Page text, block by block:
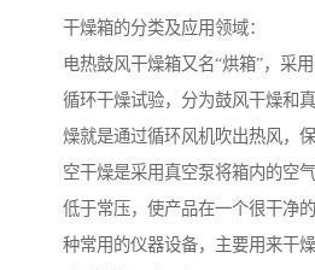
干燥箱的分类及应用领域：
电热鼓风干燥箱又名“烘箱”，采
循环干燥试验，分为鼓风干燥和
燥就是通过循环风机吹出热风，
空干燥是采用真空泵将箱内的空
低于常压，使产品在一个很干净
种常用的仪器设备，主要用来干